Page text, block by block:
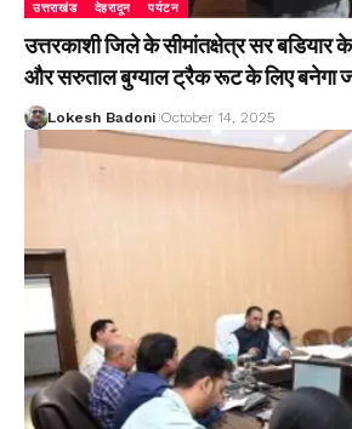
उत्तराखंड देहरादून पर्यटन
उत्तरकाशी जिले के सीमांतक्षेत्र सर बडियार
और सरुताल बुग्याल ट्रैक रूट के लिए बनेगा
Lokesh Badoni October 14, 2025